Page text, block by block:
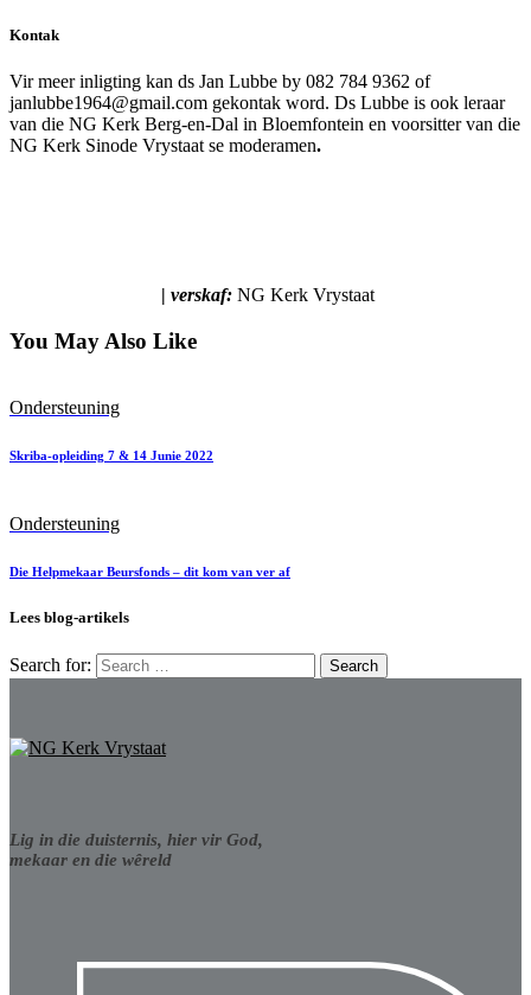
Kontak
Vir meer inligting kan ds Jan Lubbe by 082 784 9362 of
janlubbe1964@gmail.com gekontak word. Ds Lubbe is ook leraar
van die NG Kerk Berg-en-Dal in Bloemfontein en voorsitter van die
NG Kerk Sinode Vrystaat se moderamen.
| verskaf: NG Kerk Vrystaat
You May Also Like
Ondersteuning
Skriba-opleiding 7 & 14 Junie 2022
Ondersteuning
Die Helpmekaar Beursfonds – dit kom van ver af
Lees blog-artikels
Search for:
Lig in die duisternis, hier vir God,
mekaar en die wêreld